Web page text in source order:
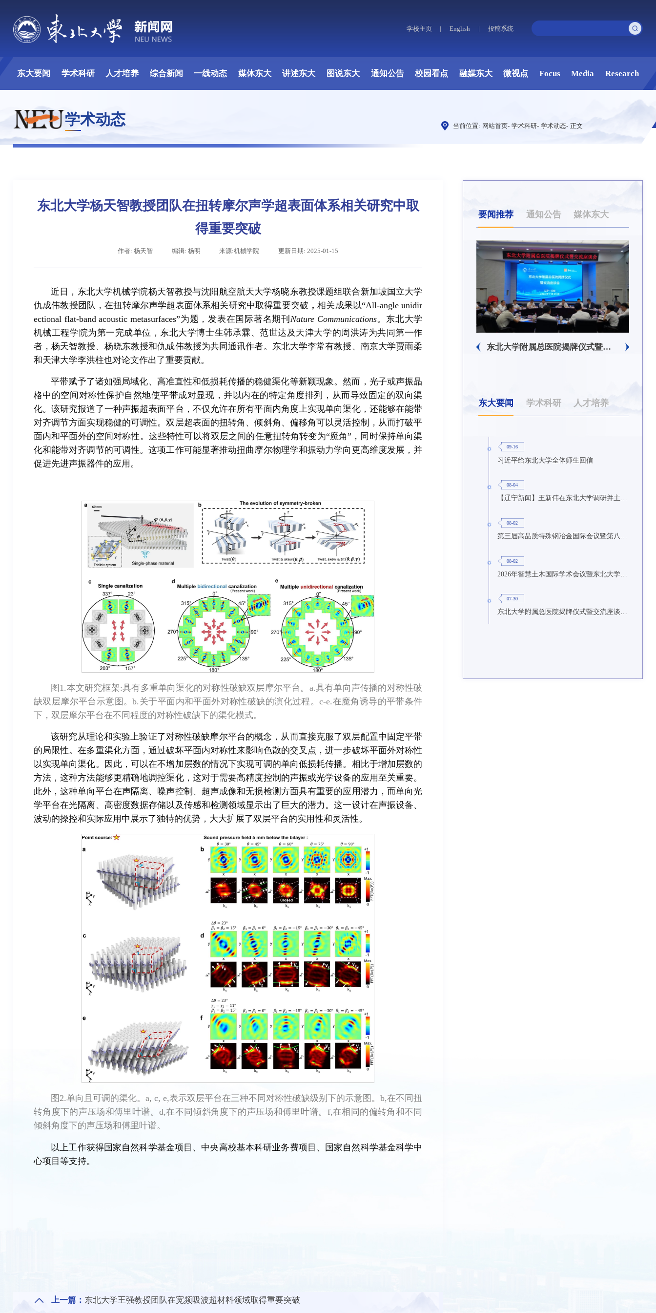
学校主页 | English | 投稿系统
东大要闻 学术科研 人才培养 综合新闻 一线动态 媒体东大 讲述东大 图说东大 通知公告 校园看点 融媒东大 微视点 Focus Media Research
学术动态 当前位置: 网站首页- 学术科研- 学术动态- 正文
东北大学杨天智教授团队在扭转摩尔声学超表面体系相关研究中取
得重要突破
作者: 杨天智 编辑: 杨明 来源:机械学院 更新日期: 2025-01-15
近日，东北大学机械学院杨天智教授与沈阳航空航天大学杨晓东教授课题组联合新加坡国立大学
仇成伟教授团队，在扭转摩尔声学超表面体系相关研究中取得重要突破 ，相关成果以“All-angle unidir
ectional flat-band acoustic metasurfaces”为题，发表在国际著名期刊 Nature Communications。东北大学
机械工程学院为第一完成单位，东北大学博士生韩承霖、范世达及天津大学的周洪涛为共同第一作
者，杨天智教授、杨晓东教授和仇成伟教授为共同通讯作者。东北大学李常有教授、南京大学贾雨柔
和天津大学李洪柱也对论文作出了重要贡献。
平带赋予了诸如强局域化、高准直性和低损耗传播的稳健渠化等新颖现象。然而，光子或声振晶
格中的空间对称性保护自然地使平带成对显现，并以内在的特定角度排列，从而导致固定的双向渠
化。该研究报道了一种声振超表面平台，不仅允许在所有平面内角度上实现单向渠化，还能够在能带
对齐调节方面实现稳健的可调性。双层超表面的扭转角、倾斜角、偏移角可以灵活控制，从而打破平
面内和平面外的空间对称性。这些特性可以将双层之间的任意扭转角转变为“魔角”，同时保持单向渠
化和能带对齐调节的可调性。这项工作可能显著推动扭曲摩尔物理学和振动力学向更高维度发展，并
促进先进声振器件的应用。
图1.本文研究框架:具有多重单向渠化的对称性破缺双层摩尔平台。a.具有单向声传播的对称性破
缺双层摩尔平台示意图。b.关于平面内和平面外对称性破缺的演化过程。c-e.在魔角诱导的平带条件
下，双层摩尔平台在不同程度的对称性破缺下的渠化模式。
该研究从理论和实验上验证了对称性破缺摩尔平台的概念，从而直接克服了双层配置中固定平带
的局限性。在多重渠化方面，通过破坏平面内对称性来影响色散的交叉点，进一步破坏平面外对称性
以实现单向渠化。因此，可以在不增加层数的情况下实现可调的单向低损耗传播。相比于增加层数的
方法，这种方法能够更精确地调控渠化，这对于需要高精度控制的声振或光学设备的应用至关重要。
此外，这种单向平台在声隔离、噪声控制、超声成像和无损检测方面具有重要的应用潜力，而单向光
学平台在光隔离、高密度数据存储以及传感和检测领域显示出了巨大的潜力。这一设计在声振设备、
波动的操控和实际应用中展示了独特的优势，大大扩展了双层平台的实用性和灵活性。
图2.单向且可调的渠化。a, c, e,表示双层平台在三种不同对称性破缺级别下的示意图。b,在不同扭
转角度下的声压场和傅里叶谱。d,在不同倾斜角度下的声压场和傅里叶谱。f,在相同的偏转角和不同
倾斜角度下的声压场和傅里叶谱。
以上工作获得国家自然科学基金项目、中央高校基本科研业务费项目、国家自然科学基金科学中
心项目等支持。
上一篇： 东北大学王强教授团队在宽频吸波超材料领域取得重要突破
要闻推荐 通知公告 媒体东大
辽宁省卓越工程师培养联合体在东北大学成立 习近平给东北大学全体师生回信 东北大学举办树立和践行正确政绩观学习教育培训班
东大要闻 学术科研 人才培养
09-16
习近平给东北大学全体师生回信
08-04
【辽宁新闻】王新伟在东北大学调研并主持召开座谈会
08-02
08-02
07-30
东北大学附属总医院揭牌仪式暨交流座谈会举行